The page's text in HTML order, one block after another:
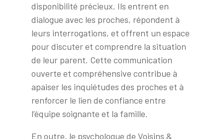
disponibilité précieux. Ils entrent en
dialogue avec les proches, répondent à
leurs interrogations, et offrent un espace
pour discuter et comprendre la situation
de leur parent. Cette communication
ouverte et compréhensive contribue à
apaiser les inquiétudes des proches et à
renforcer le lien de confiance entre
l’équipe soignante et la famille.
En outre, le psychologue de Voisins &